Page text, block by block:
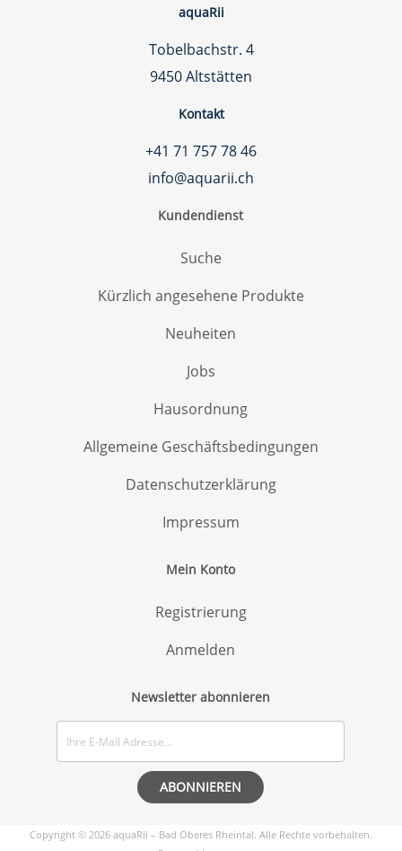
aquaRii
Tobelbachstr. 4
9450 Altstätten
Kontakt
+41 71 757 78 46
info@aquarii.ch
Kundendienst
Suche
Kürzlich angesehene Produkte
Neuheiten
Jobs
Hausordnung
Allgemeine Geschäftsbedingungen
Datenschutzerklärung
Impressum
Mein Konto
Registrierung
Anmelden
Newsletter abonnieren
Copyright © 2026 aquaRii – Bad Oberes Rheintal. Alle Rechte vorbehalten.